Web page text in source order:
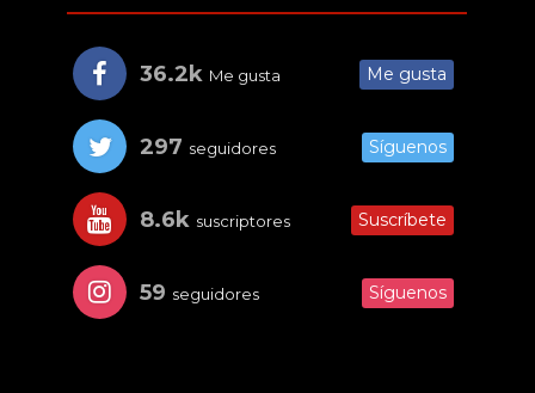
36.2k Me gusta Me gusta
297 seguidores Síguenos
8.6k suscriptores Suscríbete
59 seguidores Síguenos